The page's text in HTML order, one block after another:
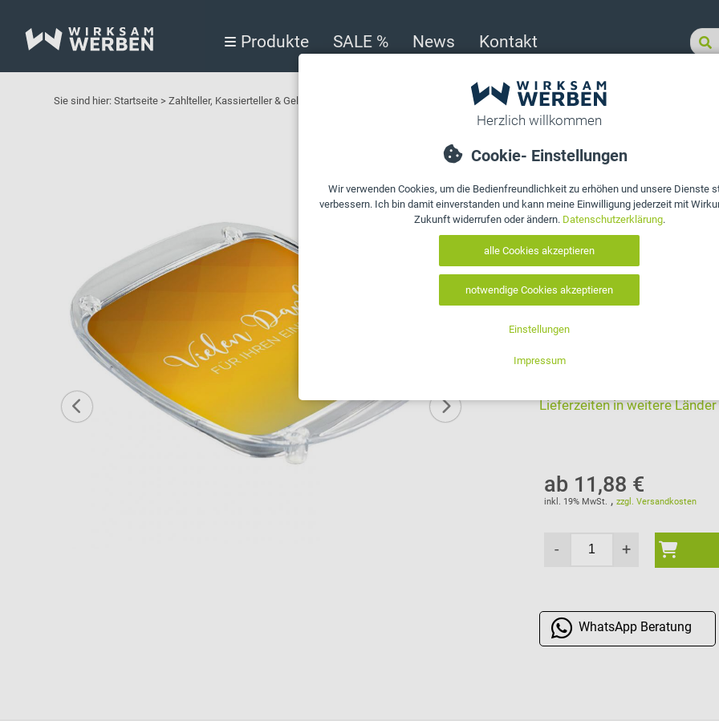
Produkte SALE % News Kontakt
Sie sind hier:Startseite >Zahlteller, Kassierteller & Geldschalen für Laden-Geschäfte Zahlteller, Kassierteller, Acrylglas, Vielen Dank für den
Zahlteller,
Vielen Dank
Art. Nr.: 10097
EAN: 0602343020044
Farbe auswählen:
Lieferzeiten in weitere Länder
ab 11,88 €
inkl. 19% MwSt. ,zzgl. Versandkosten
- +
WhatsApp Beratung